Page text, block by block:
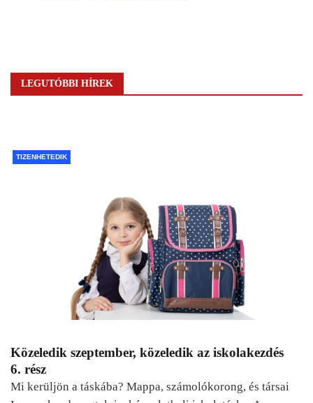
LEGUTÓBBI HÍREK
TIZENHETEDIK
Közeledik szeptember, közeledik az iskolakezdés
6. rész
Mi kerüljön a táskába? Mappa, számolókorong, és társai